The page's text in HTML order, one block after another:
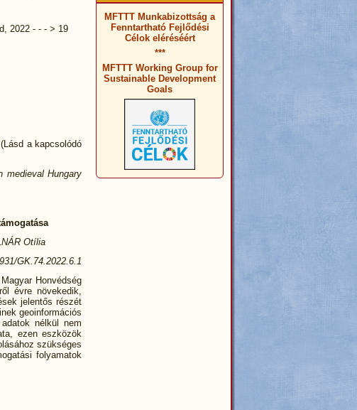
2022 - - - > 19
a kapcsolódó
medieval Hungary
Otília
GK.74.2022.6.1
Honvédség
évre növekedik,
jelentős részét
geoinformációs
nélkül nem
ezen eszközök
szükséges
folyamatok
MFTTT Munkabizottság a
Fenntartható Fejlődési
Célok eléréséért
***
MFTTT Working Group for
Sustainable Development
Goals